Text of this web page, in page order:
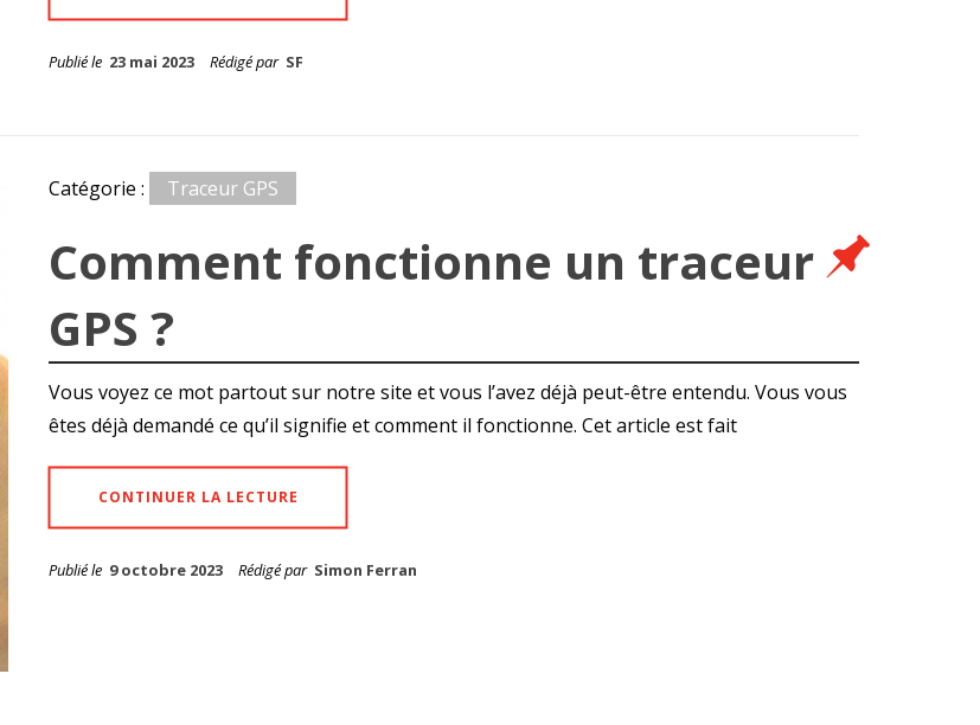
Publié le 23 mai 2023 Rédigé par SF
Catégorie : Traceur GPS
Comment fonctionne un traceur
GPS ?
Vous voyez ce mot partout sur notre site et vous l’avez déjà peut-être entendu. Vous vous
êtes déjà demandé ce qu’il signifie et comment il fonctionne. Cet article est fait
CONTINUER LA LECTURE
Publié le 9 octobre 2023 Rédigé par Simon Ferran